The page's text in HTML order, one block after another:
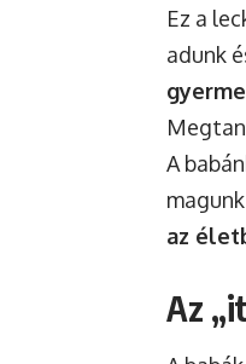
Ez a
adunk
A
az
Az